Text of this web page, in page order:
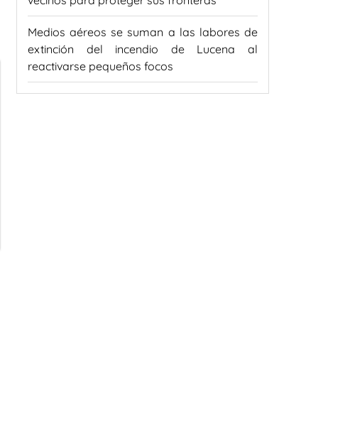
Medios aéreos se suman a las labores de
extinción del incendio de Lucena al
reactivarse pequeños focos